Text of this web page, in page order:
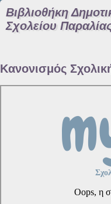
Βιβλιοθήκη
Σχολείου
Κανονισμός